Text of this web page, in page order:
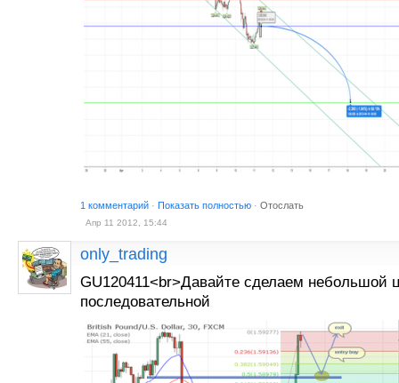
1 комментарий · Показать полностью · Отослать
Апр 11 2012, 15:44
only_trading
GU120411<br>Давайте сделаем небольшой
последовательной